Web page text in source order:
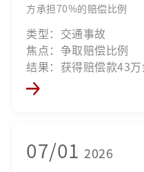
方承担70%的赔偿比例
类型：交通事故
焦点：争取赔偿比例
结果：获得赔偿款43
07/01 2026